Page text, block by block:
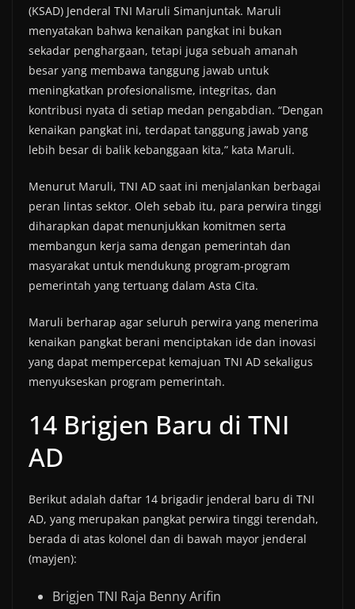
(KSAD) Jenderal TNI Maruli Simanjuntak. Maruli
menyatakan bahwa kenaikan pangkat ini bukan
sekadar penghargaan, tetapi juga sebuah amanah
besar yang membawa tanggung jawab untuk
meningkatkan profesionalisme, integritas, dan
kontribusi nyata di setiap medan pengabdian. “Dengan
kenaikan pangkat ini, terdapat tanggung jawab yang
lebih besar di balik kebanggaan kita,” kata Maruli.
Menurut Maruli, TNI AD saat ini menjalankan berbagai
peran lintas sektor. Oleh sebab itu, para perwira tinggi
diharapkan dapat menunjukkan komitmen serta
membangun kerja sama dengan pemerintah dan
masyarakat untuk mendukung program-program
pemerintah yang tertuang dalam Asta Cita.
Maruli berharap agar seluruh perwira yang menerima
kenaikan pangkat berani menciptakan ide dan inovasi
yang dapat mempercepat kemajuan TNI AD sekaligus
menyukseskan program pemerintah.
14 Brigjen Baru di TNI
AD
Berikut adalah daftar 14 brigadir jenderal baru di TNI
AD, yang merupakan pangkat perwira tinggi terendah,
berada di atas kolonel dan di bawah mayor jenderal
(mayjen):
Brigjen TNI Raja Benny Arifin